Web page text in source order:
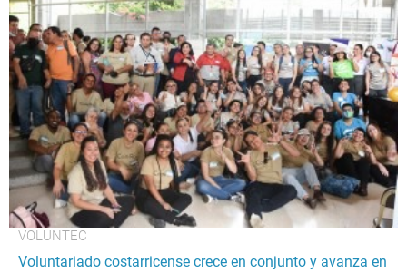
VOLUNTEC
Voluntariado costarricense crece en conjunto y avanza en